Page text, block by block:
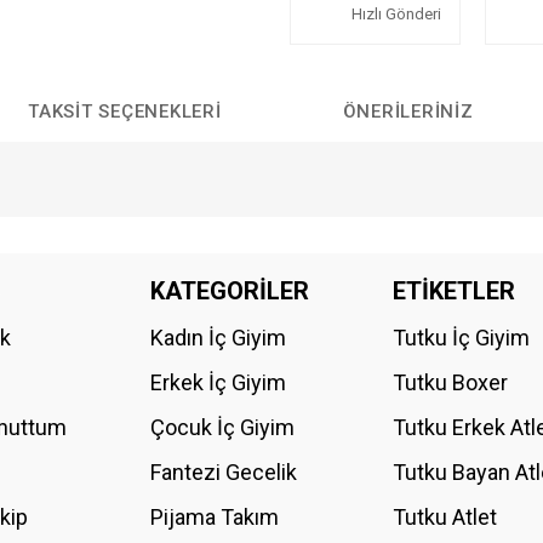
Hızlı Gönderi
TAKSIT SEÇENEKLERI ÖNERILERINIZ
Bu ürüne ilk yorumu siz yapın!
KATEGORİLER
Kadın İç Giyim
Erkek İç Giyim
Çocuk İç Giyim
Fantezi Gecelik
Pijama Takım
ETİKETLER
Tutku İç Giyim
Tutku Boxer
Tutku Erkek
Tutku Bayan
Tutku Atlet